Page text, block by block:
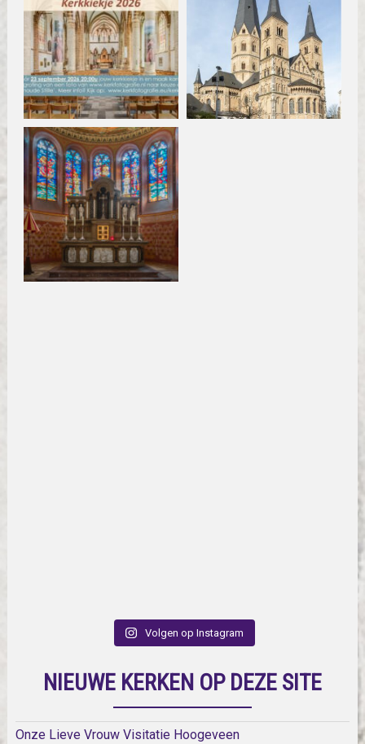
Volgen op Instagram
NIEUWE KERKEN OP DEZE SITE
Onze Lieve Vrouw Visitatie Hoogeveen